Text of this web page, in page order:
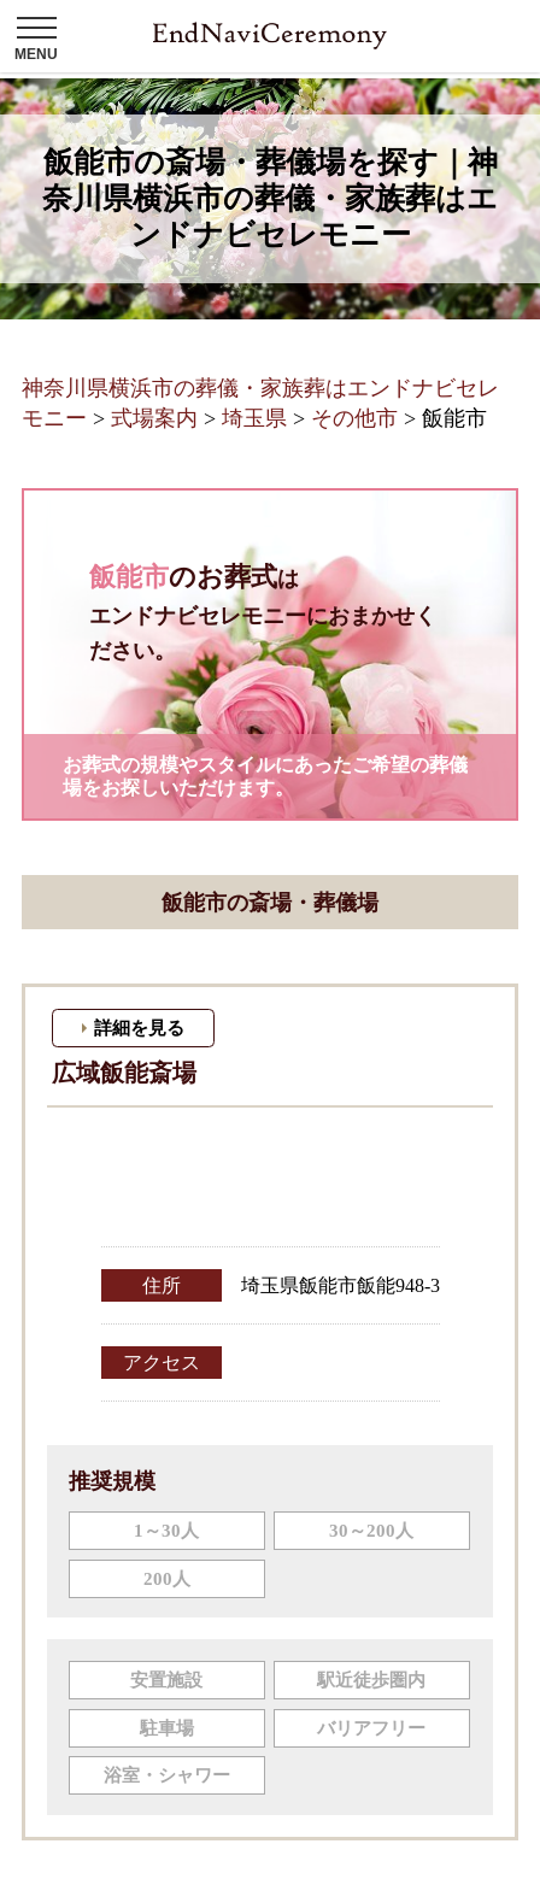
飯能市の斎場・葬儀場を探す｜神
奈川県横浜市の葬儀・家族葬はエ
ンドナビセレモニー
神奈川県横浜市の葬儀・家族葬はエンドナビセレ
モニー > 式場案内 > 埼玉県 > その他市 > 飯能市
飯能市のお葬式は
エンドナビセレモニーにおまかせく
ださい。
お葬式の規模やスタイルにあったご希望の葬儀
場をお探しいただけます。
飯能市の斎場・葬儀場
広域飯能斎場
詳細を見る
住所 埼玉県飯能市飯能948-3
アクセス
推奨規模
1～30人 30～200人
200人
安置施設 駅近徒歩圏内
駐車場 バリアフリー
浴室・シャワー